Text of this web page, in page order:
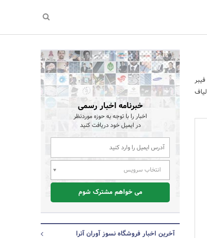
خبرنامه اخبار رسمی
اخبار را با توجه به حوزه موردنظر
در ایمیل خود دریافت کنید
انتخاب سرویس
می خواهم مشترک شوم
آخرین اخبار فروشگاه نسوز آوران آترا